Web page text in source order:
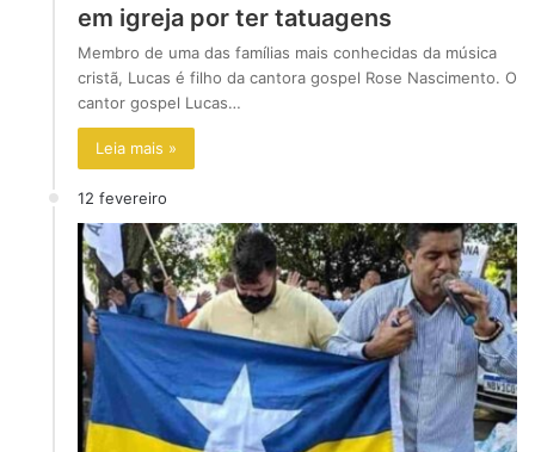
em igreja por ter tatuagens
Membro de uma das famílias mais conhecidas da música
cristã, Lucas é filho da cantora gospel Rose Nascimento. O
cantor gospel Lucas…
Leia mais »
12 fevereiro